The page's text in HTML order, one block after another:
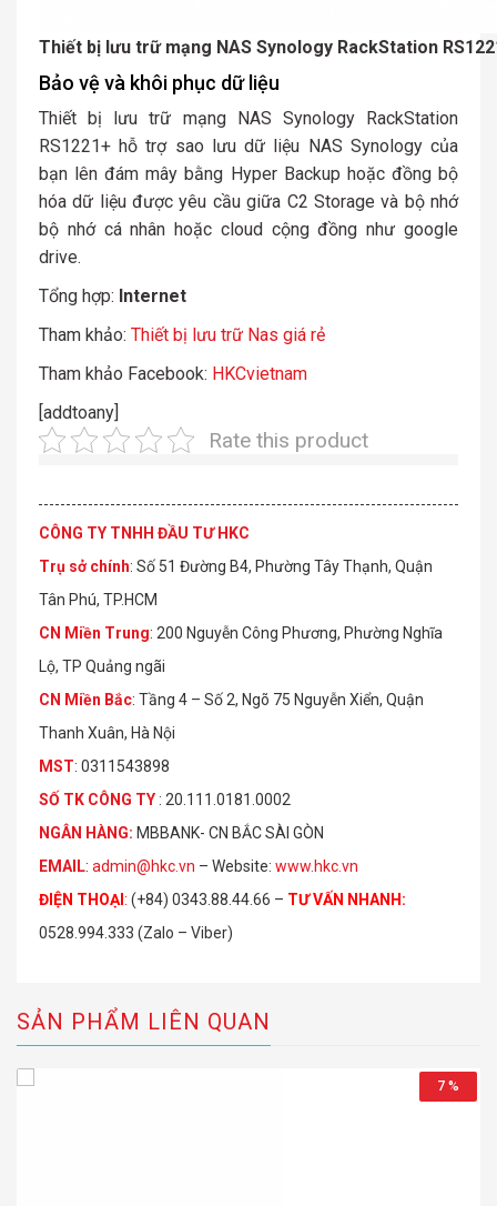
Thiết bị lưu trữ mạng NAS Synology RackStation
Bảo vệ và khôi phục dữ liệu
Thiết bị lưu trữ mạng NAS Synology RackStation
RS1221+ hỗ trợ sao lưu dữ liệu NAS Synology của
bạn lên đám mây bằng Hyper Backup hoặc đồng bộ
hóa dữ liệu được yêu cầu giữa C2 Storage và bộ nhớ
bộ nhớ cá nhân hoặc cloud cộng đồng như google
drive.
Tổng hợp: Internet
Tham khảo: Thiết bị lưu trữ Nas giá rẻ
Tham khảo Facebook: HKCvietnam
[addtoany]
Rate this product
CÔNG TY TNHH ĐẦU TƯ HKC
Trụ sở chính: Số 51 Đường B4, Phường Tây Thạnh, Quận
Tân Phú, TP.HCM
CN Miền Trung: 200 Nguyễn Công Phương, Phường Nghĩa
Lộ, TP Quảng ngãi
CN Miền Bắc: Tầng 4 – Số 2, Ngõ 75 Nguyễn Xiển, Quận
Thanh Xuân, Hà Nội
MST: 0311543898
SỐ TK CÔNG TY : 20.111.0181.0002
NGÂN HÀNG: MBBANK- CN BẮC SÀI GÒN
EMAIL: admin@hkc.vn – Website: www.hkc.vn
ĐIỆN THOẠI: (+84) 0343.88.44.66 – TƯ VẤN NHANH:
0528.994.333 (Zalo – Viber)
SẢN PHẨM LIÊN QUAN
7 %